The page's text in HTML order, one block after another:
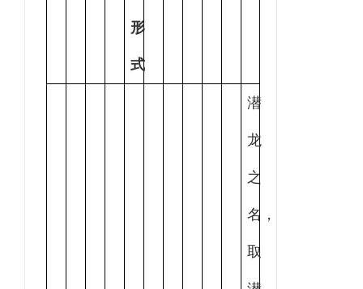
形
式
潜
龙
之
名，
取